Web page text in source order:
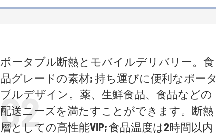
ポータブル断熱とモバイルデリバリー。食
品グレードの素材; 持ち運びに便利なポータ
ブルデザイン。薬、生鮮食品、食品などの
配送ニーズを満たすことができます。断熱
層としての高性能VIP; 食品温度は2時間以内
02